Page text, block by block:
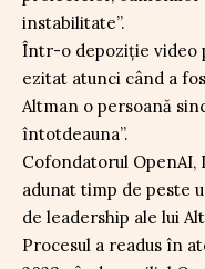
instabilitate”.
Într-o depoziție video
ezitat atunci când a
Altman o persoană
întotdeauna”.
Cofondatorul OpenAI,
adunat timp de peste
de leadership ale lui
Procesul a readus în